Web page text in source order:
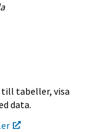
till tabeller, visa
data.